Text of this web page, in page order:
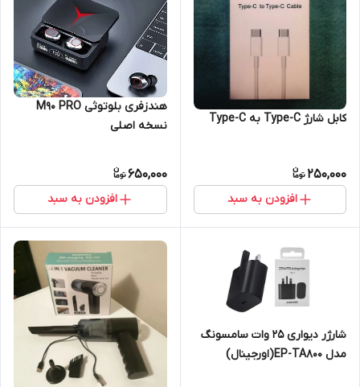
کابل شارژ Type-C به Type-C
250,000
افزودن به سبد
هندزفری بلوتوثی M90 PRO
نسخه اصلی
650,000
افزودن به سبد
شارژر دیواری 25 وات سامسونگ
مدل EP-TA800(اورجینال)